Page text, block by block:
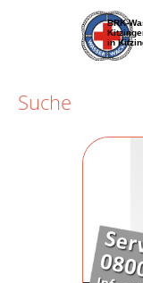
BRK-
in
Suche